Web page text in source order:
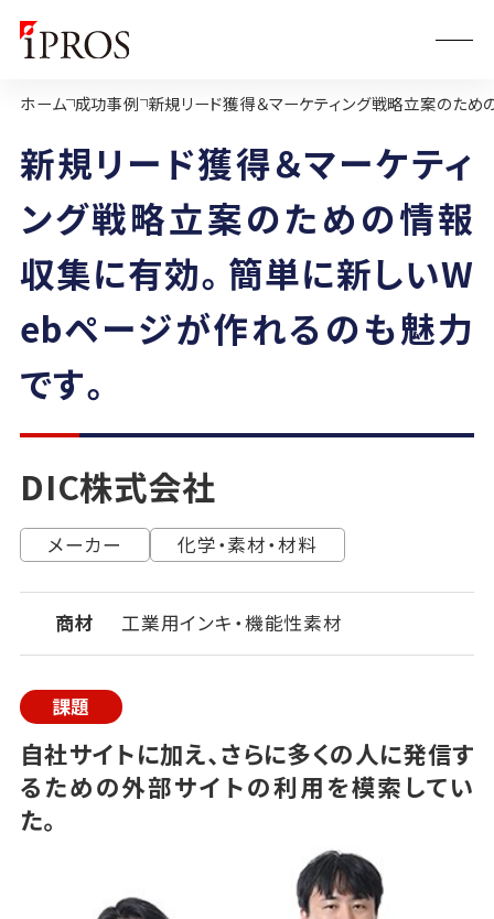
ホーム 成功事例 新規リード獲得＆マーケティング戦略立案のた
新規リード獲得＆マーケティ
ング戦略立案のための情報
収集に有効。簡単に新しいW
ebページが作れるのも魅力
です。
DIC株式会社
メーカー 化学・素材・材料
商材 工業用インキ・機能性素材
課題
自社サイトに加え、さらに多くの人に発信す
るための外部サイトの利用を模索してい
た。